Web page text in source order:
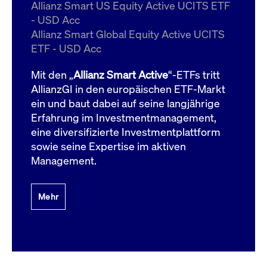
Allianz Smart US Equity Active UCITS ETF
- USD Acc
Allianz Smart Global Equity Active UCITS
ETF - USD Acc
Mit den „Allianz Smart Active“-ETFs tritt
AllianzGI in den europäischen ETF-Markt
ein und baut dabei auf seine langjährige
Erfahrung im Investmentmanagement,
eine diversifizierte Investmentplattform
sowie seine Expertise im aktiven
Management.
Mehr
ApplicationGatewayAffinityCORS
boerse.com
Domain
bis